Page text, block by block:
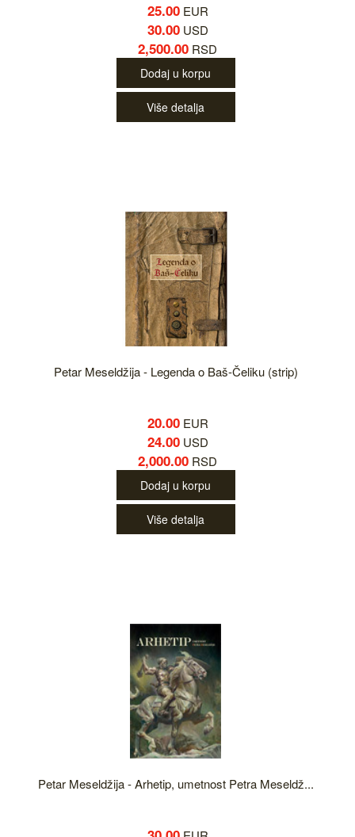
25.00EUR
30.00USD
2,500.00 RSD
Dodaj u korpu
Više detalja
Petar Meseldžija - Legenda o Baš-Čeliku (strip)
20.00EUR
24.00USD
2,000.00 RSD
Dodaj u korpu
Više detalja
Petar Meseldžija - Arhetip, umetnost Petra Meseldž...